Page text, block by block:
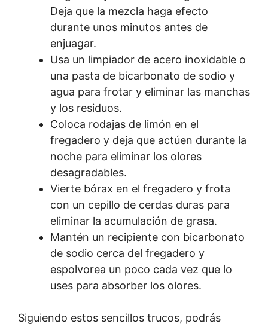
Deja que la mezcla haga efecto
durante unos minutos antes de
enjuagar.
Usa un limpiador de acero inoxidable o
una pasta de bicarbonato de sodio y
agua para frotar y eliminar las manchas
y los residuos.
Coloca rodajas de limón en el
fregadero y deja que actúen durante la
noche para eliminar los olores
desagradables.
Vierte bórax en el fregadero y frota
con un cepillo de cerdas duras para
eliminar la acumulación de grasa.
Mantén un recipiente con bicarbonato
de sodio cerca del fregadero y
espolvorea un poco cada vez que lo
uses para absorber los olores.
Siguiendo estos sencillos trucos, podrás